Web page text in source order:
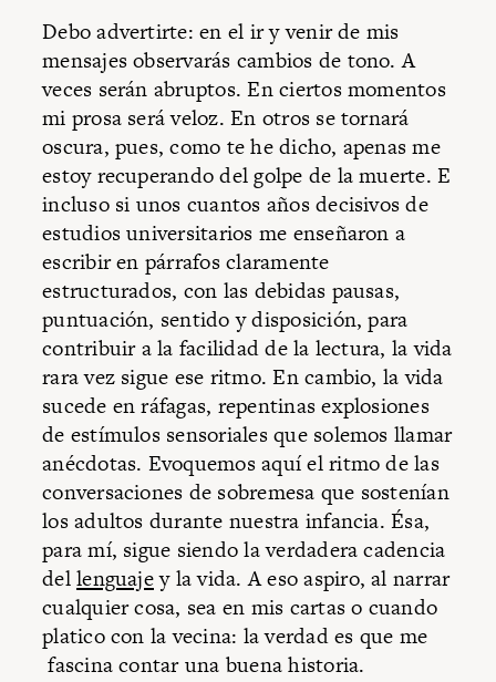
Debo advertirte: en el ir y venir de mis
mensajes observarás cambios de tono. A
veces serán abruptos. En ciertos momentos
mi prosa será veloz. En otros se tornará
oscura, pues, como te he dicho, apenas me
estoy recuperando del golpe de la muerte. E
incluso si unos cuantos años decisivos de
estudios universitarios me enseñaron a
escribir en párrafos claramente
estructurados, con las debidas pausas,
puntuación, sentido y disposición, para
contribuir a la facilidad de la lectura, la vida
rara vez sigue ese ritmo. En cambio, la vida
sucede en ráfagas, repentinas explosiones
de estímulos sensoriales que solemos llamar
anécdotas. Evoquemos aquí el ritmo de las
conversaciones de sobremesa que sostenían
los adultos durante nuestra infancia. Ésa,
para mí, sigue siendo la verdadera cadencia
dellenguajey la vida. A eso aspiro, al narrar
cualquier cosa, sea en mis cartas o cuando
platico con la vecina: la verdad es que me
fascina contar una buena historia.